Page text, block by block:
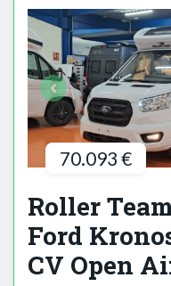
70.093 €
Roller
Ford
CV Open